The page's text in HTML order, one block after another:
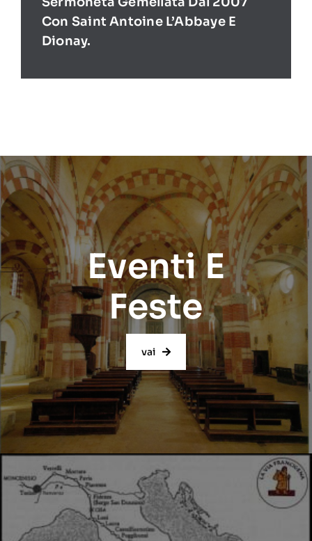
Con Saint Antoine L’Abbaye E
Dionay.
Eventi E
Feste
vai